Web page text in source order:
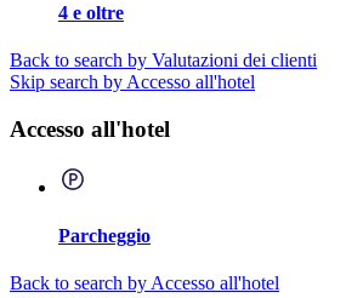
4 e oltre
Back to search by Valutazioni dei clienti
Skip search by Accesso all'hotel
Accesso all'hotel
Parcheggio
Back to search by Accesso all'hotel